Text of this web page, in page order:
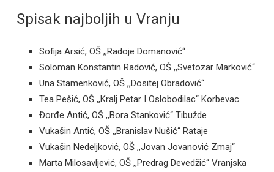
Spisak najboljih u Vranju
Sofija Arsić, OŠ ,,Radoje Domanović“
Soloman Konstantin Radović, OŠ ,,Svetozar Marković“
Una Stamenković, OŠ ,,Dositej Obradović“
Tea Pešić, OŠ ,,Kralj Petar I Oslobodilac“ Korbevac
Đorđe Antić, OŠ ,,Bora Stanković“ Tibužde
Vukašin Antić, OŠ ,,Branislav Nušić“ Rataje
Vukašin Nedeljković, OŠ ,,Jovan Jovanović Zmaj“
Marta Milosavljević, OŠ ,,Predrag Devedžić“ Vranjska